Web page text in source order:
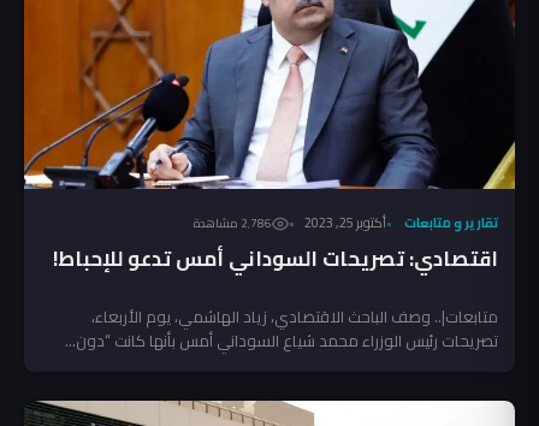
تقارير و متابعات أكتوبر 25, 2023 2٬786 مشاهدة
اقتصادي: تصريحات السوداني أمس تدعو للإحباط!
متابعات|.. وصف الباحث الاقتصادي، زياد الهاشمي، يوم الأربعاء،
تصريحات رئيس الوزراء محمد شياع السوداني أمس بأنها كانت “دون...